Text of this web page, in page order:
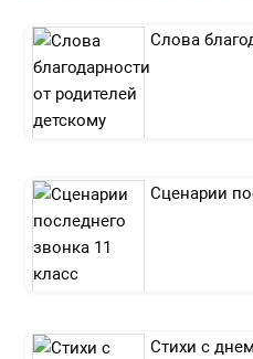
Слова
Сценарии
Стихи с